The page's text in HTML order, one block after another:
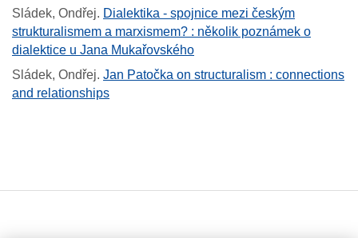
Sládek, Ondřej. Dialektika - spojnice mezi českým
strukturalismem a marxismem? : několik poznámek o
dialektice u Jana Mukařovského
Sládek, Ondřej. Jan Patočka on structuralism : connections
and relationships